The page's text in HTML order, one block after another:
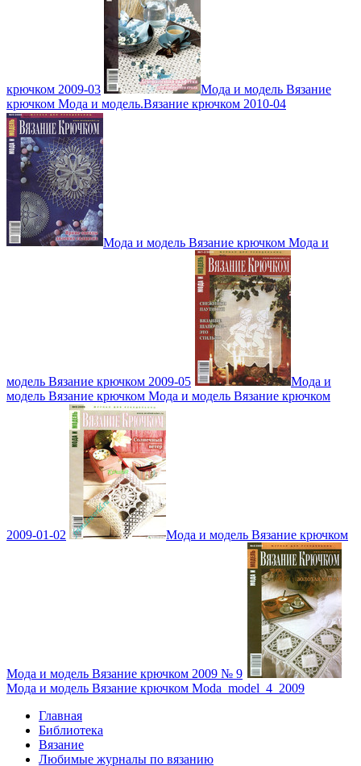
крючком 2009-03
Мода и модель Вязание
крючком Мода и модель.Вязание крючком 2010-04
Мода и модель Вязание крючком Мода и
модель Вязание крючком 2009-05
Мода и
модель Вязание крючком Мода и модель Вязание крючком
2009-01-02 Мода и модель Вязание крючком
Мода и модель Вязание крючком 2009 № 9
Мода и модель Вязание крючком Moda_model_4_2009
Главная
Библиотека
Вязание
Любимые журналы по вязанию